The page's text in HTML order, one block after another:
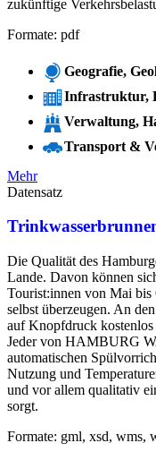
zukünftige
Formate: pdf
Geografie,
Infrastruktur,
Verwaltung,
Transport &
Mehr
Datensatz
Die Qualität des
Lande. Davon können
Tourist:innen von Mai bis
selbst überzeugen. An
auf Knopfdruck kostenlos
Jeder von HAMBURG
automatischen
Nutzung und
und vor allem qualitativ
sorgt.
Formate: gml, xsd, wms,